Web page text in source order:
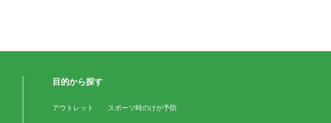
目的から探す
アウトレット スポーツ時のけが予防